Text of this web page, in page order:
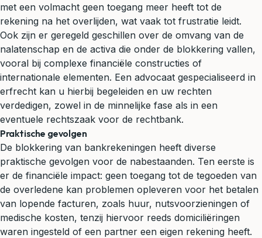
met een volmacht geen toegang meer heeft tot de
rekening na het overlijden, wat vaak tot frustratie leidt.
Ook zijn er geregeld geschillen over de omvang van de
nalatenschap en de activa die onder de blokkering vallen,
vooral bij complexe financiële constructies of
internationale elementen. Een advocaat gespecialiseerd in
erfrecht kan u hierbij begeleiden en uw rechten
verdedigen, zowel in de minnelijke fase als in een
eventuele rechtszaak voor de rechtbank.
Praktische gevolgen
De blokkering van bankrekeningen heeft diverse
praktische gevolgen voor de nabestaanden. Ten eerste is
er de financiële impact: geen toegang tot de tegoeden van
de overledene kan problemen opleveren voor het betalen
van lopende facturen, zoals huur, nutsvoorzieningen of
medische kosten, tenzij hiervoor reeds domiciliëringen
waren ingesteld of een partner een eigen rekening heeft.